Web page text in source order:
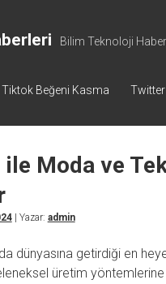
Bilim Teknoloji
Tiktok Beğeni Kasma Twitter
ile Moda ve
| Yazar: admin
dünyasına getirdiği en
üretim yöntemlerine